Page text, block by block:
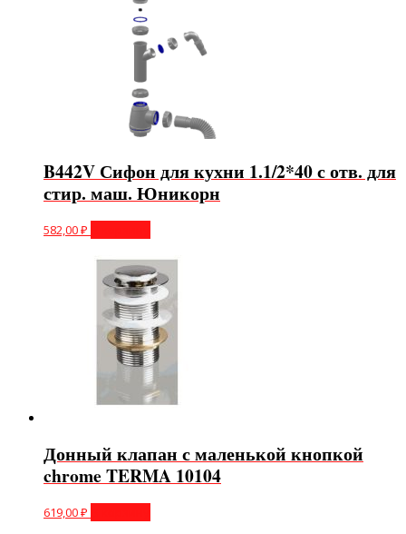
B442V Сифон для кухни 1.1/2*40 с отв. для
стир. маш. Юникорн
582,00₽
Донный клапан с маленькой кнопкой
chrome TERMA 10104
619,00₽